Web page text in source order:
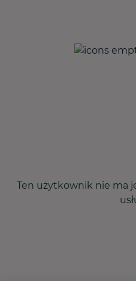
Ten użytkownik nie ma